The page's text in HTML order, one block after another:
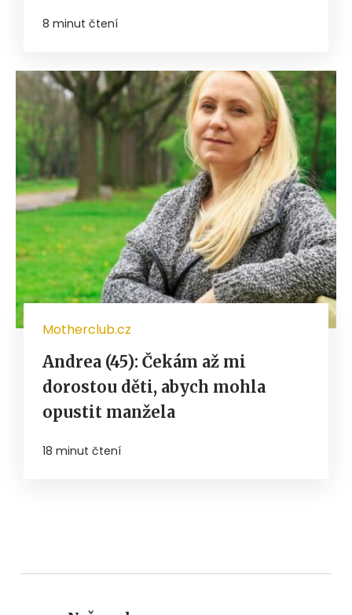
8 minut čtení
Motherclub.cz
Andrea (45): Čekám až mi
dorostou děti, abych mohla
opustit manžela
18 minut čtení